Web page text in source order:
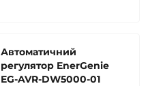
Автоматичний
регулятор EnerGenie
EG-AVR-DW5000-01